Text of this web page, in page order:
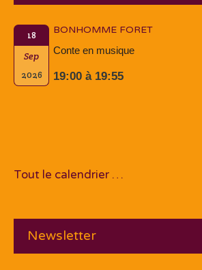
18
Sep
2026
BONHOMME FORET
Conte en musique
19:00 à 19:55
Tout le calendrier …
Newsletter